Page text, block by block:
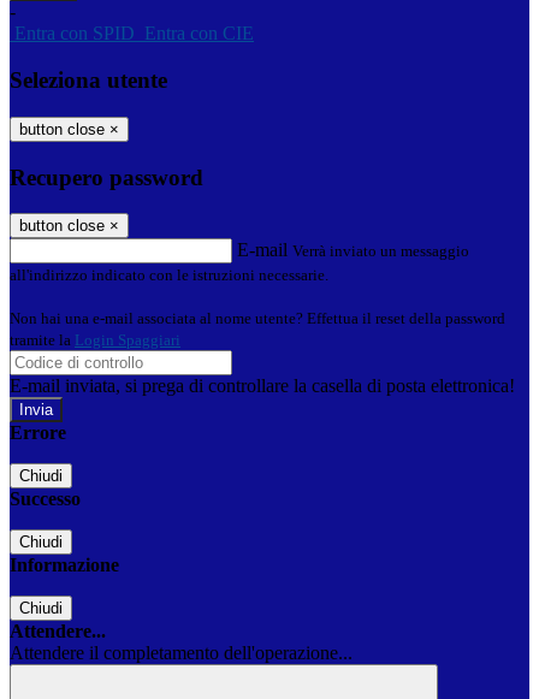
-
Entra con SPID Entra con CIE
Seleziona utente
button close ×
Recupero password
button close ×
E-mail Verrà inviato un messaggio
all'indirizzo indicato con le istruzioni necessarie.
Non hai una e-mail associata al nome utente? Effettua il reset della password
tramite la Login Spaggiari
E-mail inviata, si prega di controllare la casella di posta elettronica!
Errore
Chiudi
Successo
Chiudi
Informazione
Chiudi
Attendere...
Attendere il completamento dell'operazione...